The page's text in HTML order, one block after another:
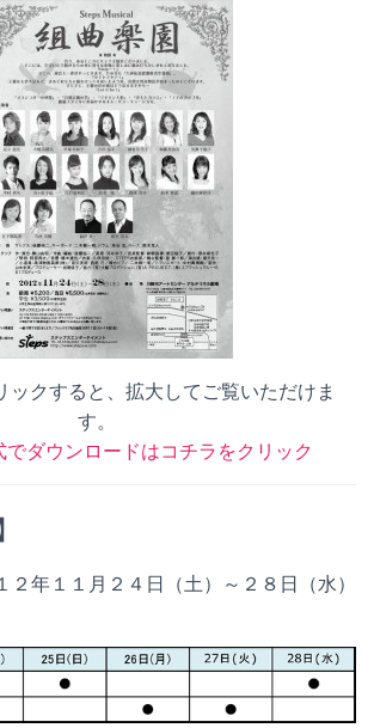
ックすると、拡大してご覧いただけま
す。
でダウンロードはコチラをクリック
年１１月２４日（土）～２８日（水）